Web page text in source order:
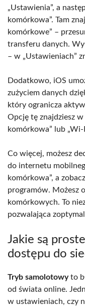
„Ustawienia”, a
komórkowa”. Tam
komórkowe” –
transferu danych.
– w „Ustawieniach”
Dodatkowo, iOS
zużyciem danych
który ogranicza
Opcję tę znajdziesz w
komórkowa” lub
Co więcej, możesz
do internetu
komórkowa”, a
programów. Możesz
komórkowych. To
pozwalająca
Jakie są
dostępu do
Tryb samolotowyto
od świata online.
w ustawieniach, czy